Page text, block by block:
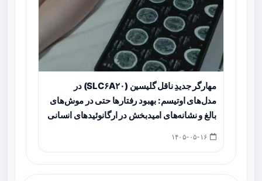
مهارگر جدیدِ ناقل گلیسین (SLC۶A۲۰) در
مدل‌های اوتیسم: بهبود رفتارها حتی در موش‌های
بالغ و نشانه‌های امیدبخش در ارگانوئیدهای انسانی